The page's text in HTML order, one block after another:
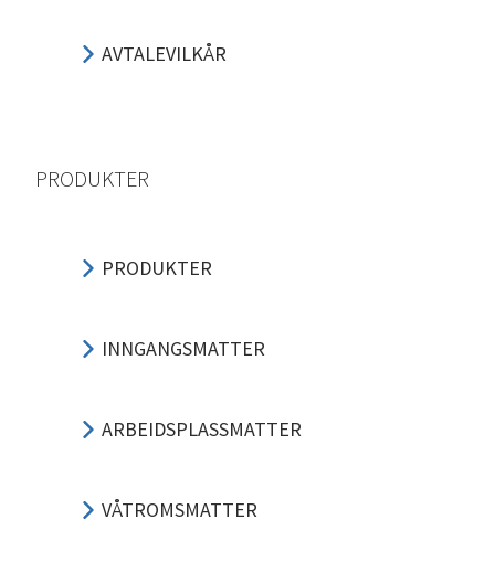
AVTALEVILKÅR
PRODUKTER
PRODUKTER
INNGANGSMATTER
ARBEIDSPLASSMATTER
VÅTROMSMATTER